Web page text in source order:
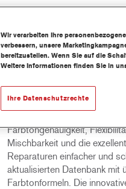
EZ145
Farbtongenauigkeit,
Mischbarkeit und die
Reparaturen einfacher und
aktualisierten Datenbank
Farbtonformeln. Die
Wir verarbeiten Ihre
verbessern, unsere
bereitzustellen. Wenn Sie auf die
Weitere Informationen finden Sie in
Ihre Datenschutzrechte